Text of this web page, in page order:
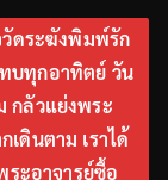
วัดระฆังพิมพ์รัก
บทุกอาทิตย์ วัน
กลัวแย่งพระ
เดินตาม เราได้
ะอาจารย์ซื้อ